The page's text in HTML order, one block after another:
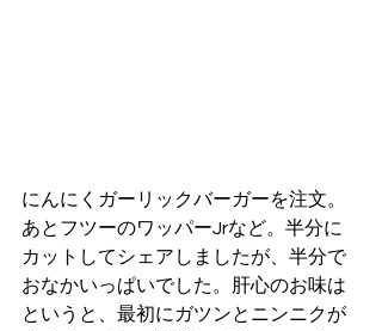
にんにくガーリックバーガーを注文。
あとフツーのワッパーJrなど。半分に
カットしてシェアしましたが、半分で
おなかいっぱいでした。肝心のお味は
というと、最初にガツンとニンニクが